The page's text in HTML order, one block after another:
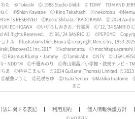
た © Tokeshi Ⓒ 1988 Studio Ghibli © TOMY
TOM AND
く ©️Shion Kawabe Ⓒ Kino Takahashi Ⓒnekorobu
RESERVED ⒸKeiko Shibata／KADOKAWA Ⓒ 2024
ECHIGAWA Ⓒいがらしみきお／竹書房 Ⓒ'12,'24 SANRIO Ⓛ
All Rights Reserved. Ⓒ'96,'24 SANRIO Ⓛ ©︎PEPOYO
ナル Illustrations Dick Bruna Ⓒ copyright Mercis bv, 1953-
Inc.2017 Ⓒkoharanatsu Ⓒ mochitapuazarashi
Ⓒ Rasmus Klump・Jammy ⒸTamio Abe ©︎NTV © LISA
・NDDTM Ⓒ千種みのり Ⓒ青山剛昌／小学館・読売テレビ・
あ Ⓒ桃豆こまもち © 2024 Gullane (Thomas) Limited. ©
Ⓒ紙魚いりこ Ⓒ花咲ちゆ ⒸItsuki Serino ©Makiko Inatome
まこ
法に関する表記 利用規約 個人情報保護方針